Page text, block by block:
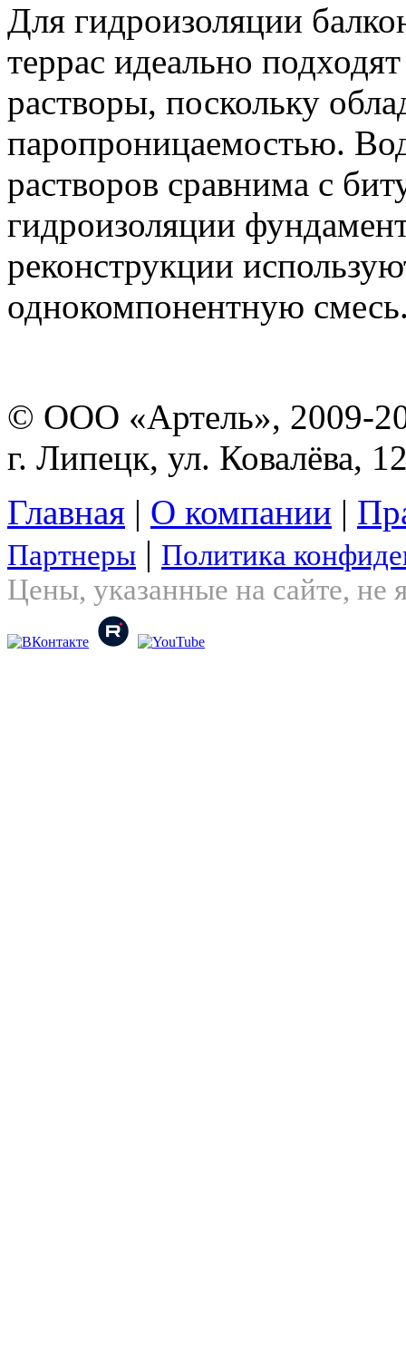
Для гидроизоляции
террас идеально
растворы, поскольку
паропроницаемостью.
растворов сравнима с
гидроизоляции
реконструкции
однокомпонентную
© ООО «Артель», 2009-
г. Липецк, ул. Ковалёва,
Главная | О компании |
Партнеры | Политика
Цены, указанные на сайте, не